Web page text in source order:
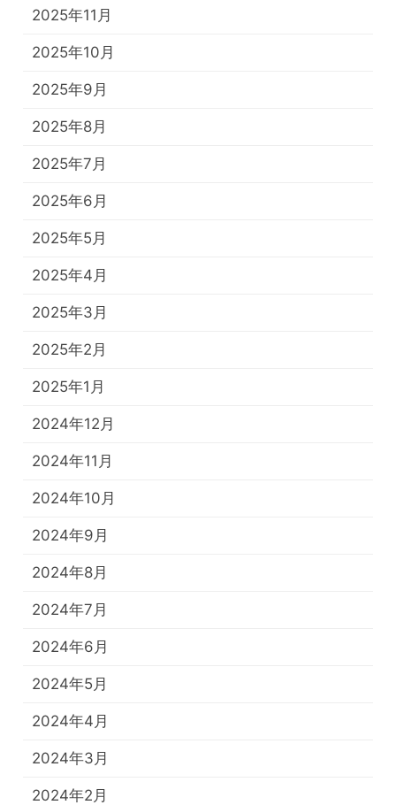
2025年11月
2025年10月
2025年9月
2025年8月
2025年7月
2025年6月
2025年5月
2025年4月
2025年3月
2025年2月
2025年1月
2024年12月
2024年11月
2024年10月
2024年9月
2024年8月
2024年7月
2024年6月
2024年5月
2024年4月
2024年3月
2024年2月